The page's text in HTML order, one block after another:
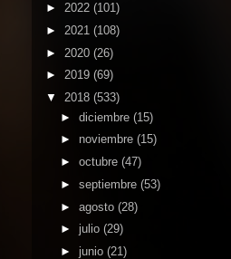
► 2022 (101)
► 2021 (108)
► 2020 (26)
► 2019 (69)
▼ 2018 (533)
► diciembre (15)
► noviembre (15)
► octubre (47)
► septiembre (53)
► agosto (28)
► julio (29)
► junio (21)